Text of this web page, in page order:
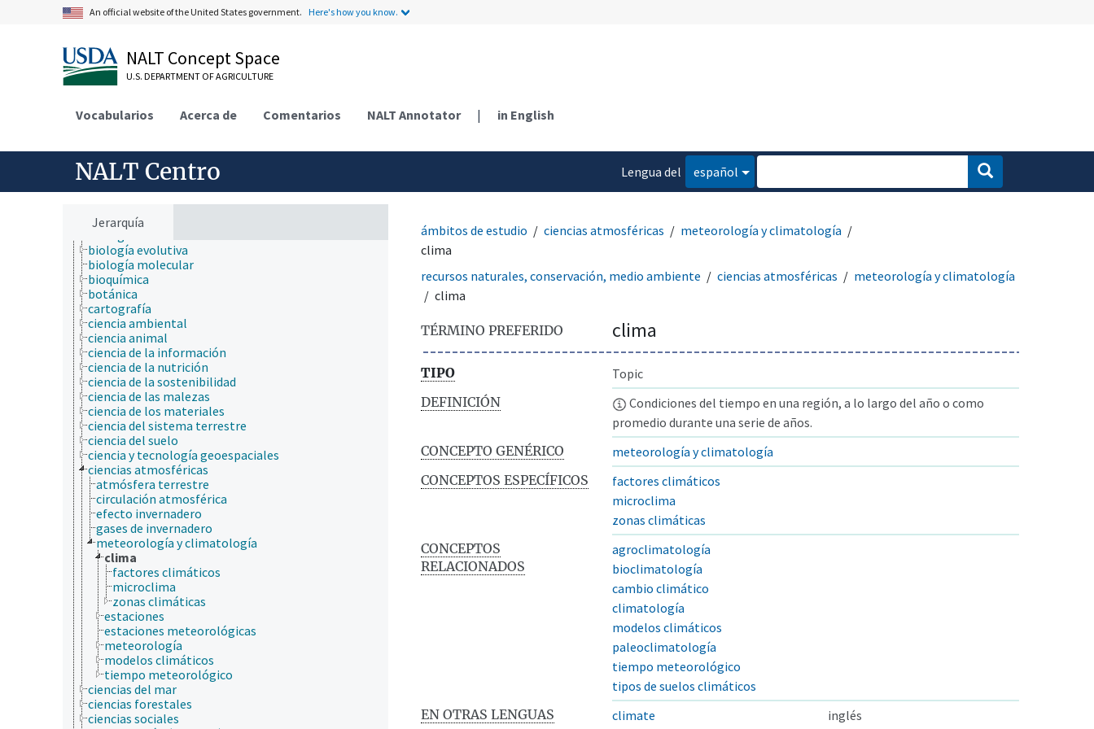
An official website of the United States government. Here's how you know.
NALT Concept Space
U.S. DEPARTMENT OF AGRICULTURE
Vocabularios Acerca de Comentarios NALT Annotator | in English
NALT Centro
Lengua del
español
Jerarquía
ámbitos de estudio
agronomía
ambiente
apicultura
biología celular
biología de los insectos
biología evolutiva
biología molecular
bioquímica
botánica
cartografía
ciencia ambiental
ciencia animal
ciencia de la información
ciencia de la nutrición
ciencia de la sostenibilidad
ciencia de las malezas
ciencia de los materiales
ciencia del sistema terrestre
ciencia del suelo
ciencia y tecnología geoespaciales
ciencias atmosféricas
atmósfera terrestre
circulación atmosférica
efecto invernadero
gases de invernadero
meteorología y climatología
clima
factores climáticos
microclima
zonas climáticas
estaciones
estaciones meteorológicas
meteorología
modelos climáticos
tiempo meteorológico
ciencias del mar
ciencias forestales
ciencias sociales
ámbitos de estudio ciencias atmosféricas
meteorología y climatología
clima
recursos naturales, conservación, medio ambiente
ciencias atmosféricas
meteorología y climatología
clima
TÉRMINO PREFERIDO clima
TIPO
Topic
DEFINICIÓN
Condiciones del tiempo en una región, a lo largo del año o como
promedio durante una serie de años.
CONCEPTO GENÉRICO
meteorología y climatología
CONCEPTOS ESPECÍFICOS
factores climáticos
microclima
zonas climáticas
CONCEPTOS
RELACIONADOS
agroclimatología
bioclimatología
cambio climático
climatología
modelos climáticos
paleoclimatología
tiempo meteorológico
tipos de suelos climáticos
EN OTRAS LENGUAS
climate
inglés